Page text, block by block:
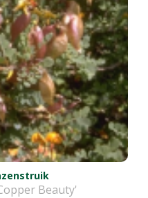
Beauty'